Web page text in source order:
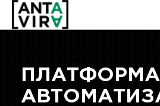
ПЛАТФОРМА